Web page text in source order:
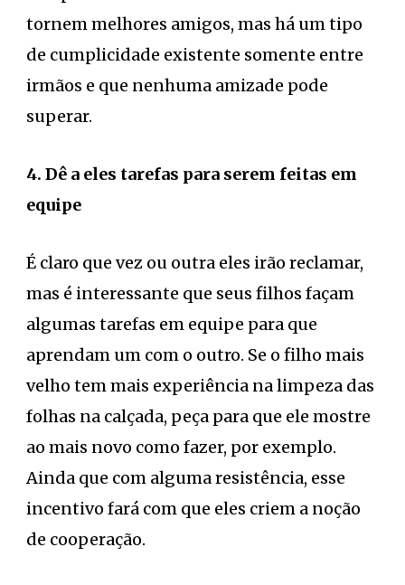
tornem melhores amigos, mas há um tipo
de cumplicidade existente somente entre
irmãos e que nenhuma amizade pode
superar.
4. Dê a eles tarefas para serem feitas em
equipe
É claro que vez ou outra eles irão reclamar,
mas é interessante que seus filhos façam
algumas tarefas em equipe para que
aprendam um com o outro. Se o filho mais
velho tem mais experiência na limpeza das
folhas na calçada, peça para que ele mostre
ao mais novo como fazer, por exemplo.
Ainda que com alguma resistência, esse
incentivo fará com que eles criem a noção
de cooperação.